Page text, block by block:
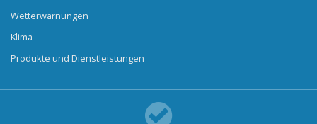
Wetterwarnungen
Klima
Produkte und Dienstleistungen